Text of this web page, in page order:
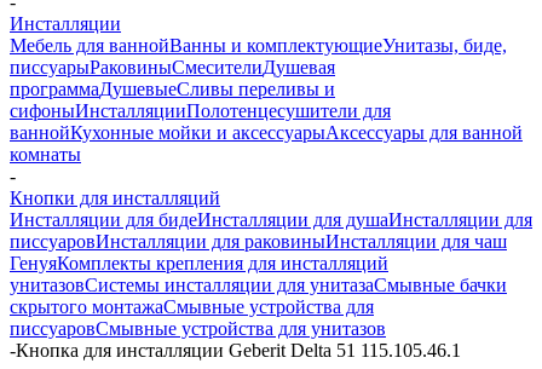
Инсталляции
Мебель для ваннойВанны и комплектующиеУнитазы, биде,
писсуарыРаковиныСмесителиДушевая
программаДушевыеСливы переливы и
сифоныИнсталляцииПолотенцесушители для
ваннойКухонные мойки и аксессуарыАксессуары для ванной
комнаты
-
Кнопки для инсталляций
Инсталляции для бидеИнсталляции для душаИнсталляции для
писсуаровИнсталляции для раковиныИнсталляции для чаш
ГенуяКомплекты крепления для инсталляций
унитазовСистемы инсталляции для унитазаСмывные бачки
скрытого монтажаСмывные устройства для
писсуаровСмывные устройства для унитазов
-Кнопка для инсталляции Geberit Delta 51 115.105.46.1